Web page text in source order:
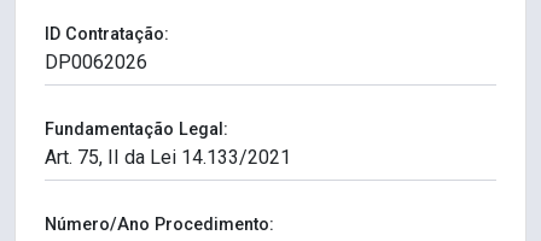
ID Contratação:
Fundamentação Legal:
Número/Ano Procedimento: